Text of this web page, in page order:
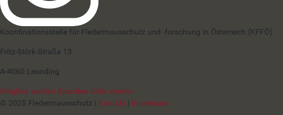
Koordinationsstelle für Fledermausschutz und -forschung in Österreich (KFFÖ)
Fritz-Störk-Straße 13
A-4060 Leonding
Mitglied werden Spenden Aktiv werden
© 2025 Fledermausschutz | Kontakt Impressum